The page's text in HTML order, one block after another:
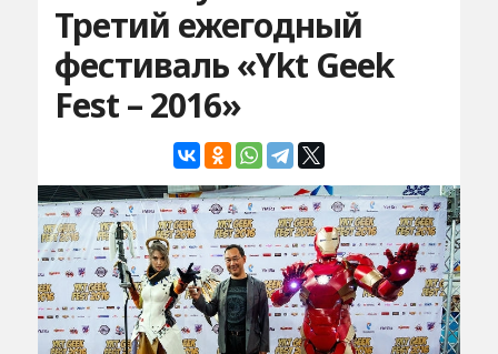
Третий ежегодный
фестиваль «Ykt Geek
Fest – 2016»